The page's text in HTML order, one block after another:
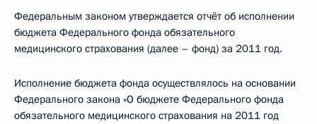
Федеральным законом утверждается отчёт об исполнении
бюджета Федерального фонда обязательного
медицинского страхования (далее – фонд) за 2011 год.
Исполнение бюджета фонда осуществлялось на основании
Федерального закона «О бюджете Федерального фонда
обязательного медицинского страхования на 2011 год